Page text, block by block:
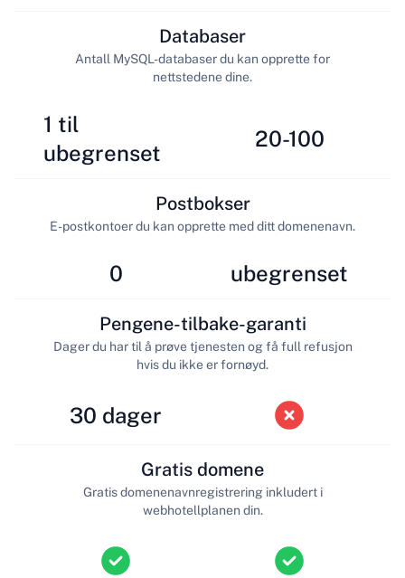
1 til
ubegrenset
Databaser
Antall MySQL-databaser du kan opprette for
nettstedene dine.
20-100
0
Postbokser
E-postkontoer du kan opprette med ditt domenenavn.
ubegrenset
30 dager
Pengene-tilbake-garanti
Dager du har til å prøve tjenesten og få full refusjon
hvis du ikke er fornøyd.
Gratis domene
Gratis domenenavnregistrering inkludert i
webhotellplanen din.